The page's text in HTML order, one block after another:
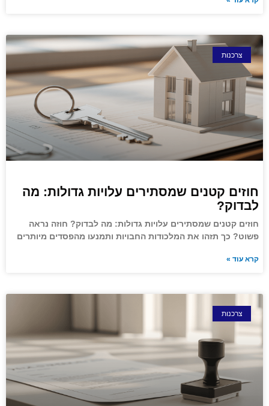
צרכנות
חוזים קטנים שמסתירים עלויות גדולות: מה
לבדוק?
חוזים קטנים שמסתירים עלויות גדולות: מה לבדוק? חוזה נראה
פשוט? כך תזהו את המלכודות החבויות ותמנעו מהפסדים מיותרים
קרא עוד »
צרכנות